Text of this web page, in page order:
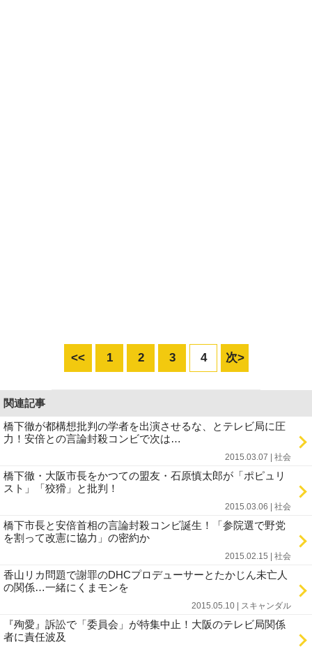
<< 1 2 3 4 次>
関連記事
橋下徹が都構想批判の学者を出演させるな、とテレビ局に圧
力！安倍との言論封殺コンビで次は…
2015.03.07 | 社会
橋下徹・大阪市長をかつての盟友・石原慎太郎が「ポピュリ
スト」「狡猾」と批判！
2015.03.06 | 社会
橋下市長と安倍首相の言論封殺コンビ誕生！「参院選で野党
を割って改憲に協力」の密約か
2015.02.15 | 社会
香山リカ問題で謝罪のDHCプロデューサーとたかじん未亡人
の関係…一緒にくまモンを
2015.05.10 | スキャンダル
『殉愛』訴訟で「委員会」が特集中止！大阪のテレビ局関係
者に責任波及